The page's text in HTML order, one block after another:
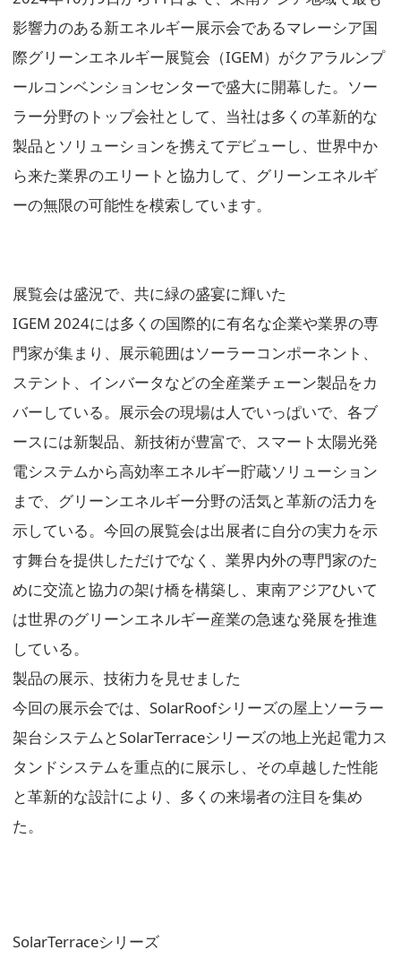
影響力のある新エネルギー展示会であるマレーシア国
際グリーンエネルギー展覧会（IGEM）がクアラルンプ
ールコンベンションセンターで盛大に開幕した。ソー
ラー分野のトップ会社として、当社は多くの革新的な
製品とソリューションを携えてデビューし、世界中か
ら来た業界のエリートと協力して、グリーンエネルギ
ーの無限の可能性を模索しています。
展覧会は盛況で、共に緑の盛宴に輝いた
IGEM 2024には多くの国際的に有名な企業や業界の専
門家が集まり、展示範囲はソーラーコンポーネント、
ステント、インバータなどの全産業チェーン製品をカ
バーしている。展示会の現場は人でいっぱいで、各ブ
ースには新製品、新技術が豊富で、スマート太陽光発
電システムから高効率エネルギー貯蔵ソリューション
まで、グリーンエネルギー分野の活気と革新の活力を
示している。今回の展覧会は出展者に自分の実力を示
す舞台を提供しただけでなく、業界内外の専門家のた
めに交流と協力の架け橋を構築し、東南アジアひいて
は世界のグリーンエネルギー産業の急速な発展を推進
している。
製品の展示、技術力を見せました
今回の展示会では、SolarRoofシリーズの屋上ソーラー
架台システムとSolarTerraceシリーズの地上光起電力ス
タンドシステムを重点的に展示し、その卓越した性能
と革新的な設計により、多くの来場者の注目を集め
た。
SolarTerraceシリーズ